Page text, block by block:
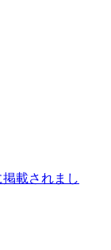
掲載されまし